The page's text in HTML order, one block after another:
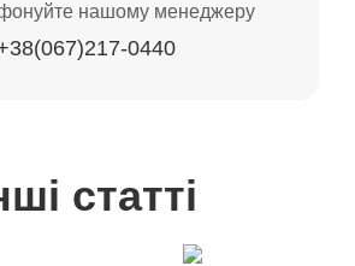
нашому менеджеру
0440
статті